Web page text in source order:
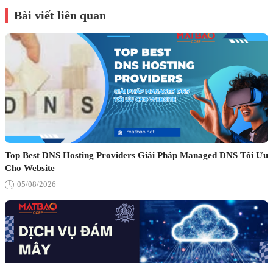
Bài viết liên quan
Top Best DNS Hosting Providers Giải Pháp Managed DNS Tối Ưu
Cho Website
05/08/2026